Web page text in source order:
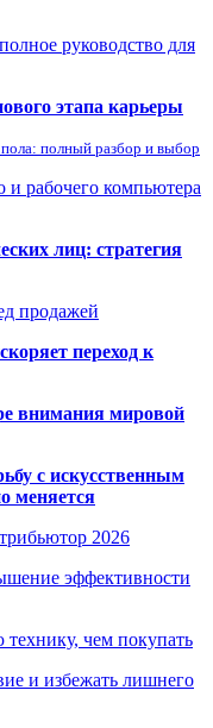
руководство для
этапа карьеры
полный разбор и выбор
рабочего компьютера
лиц: стратегия
продажей
переход к
внимания мировой
с искусственным
меняется
2026
эффективности
технику, чем покупать
и избежать лишнего